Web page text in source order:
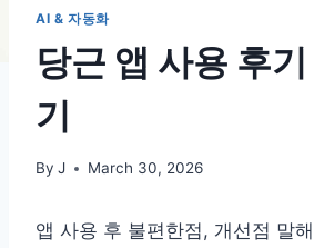
AI & 자동화
당근 앱 사용 후
기
By J March 30, 2026
앱 사용 후 불편한점, 개선점 말